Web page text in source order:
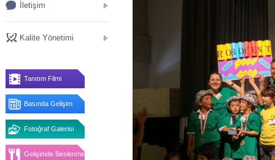
İletişim
Kalite Yönetimi
Tanıtım Filmi
Basında Gelişim
Fotoğraf Galerisi
Gelişimde Beslenme